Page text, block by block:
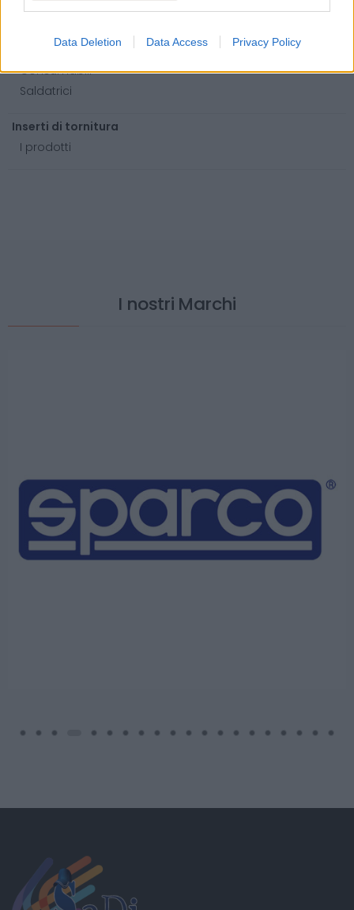
Data Deletion Data Access Privacy Policy
Accessori
Consumabili
Saldatrici
Inserti di tornitura
I prodotti
I nostri Marchi